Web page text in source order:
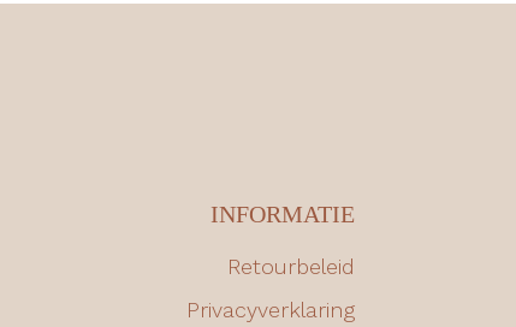
INFORMATIE
Retourbeleid
Privacyverklaring